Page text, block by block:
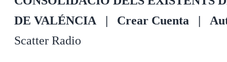
DE VALÉNCIA | Crear Cuenta |
Scatter Radio